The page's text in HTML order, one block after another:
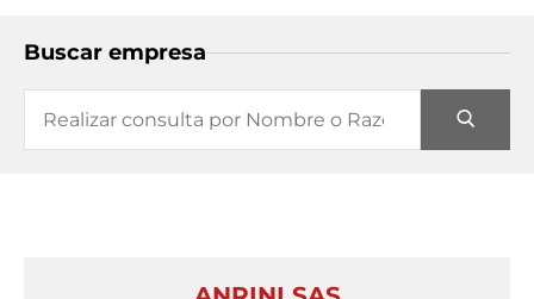
Buscar empresa